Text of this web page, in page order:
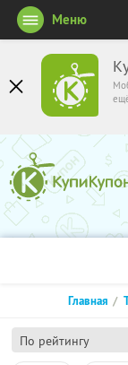
Меню
По рейтингу
Главная